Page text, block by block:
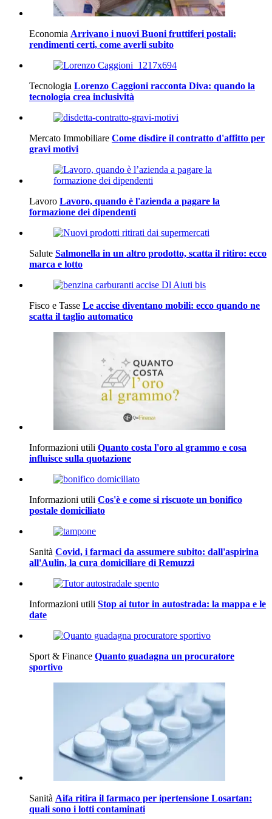
Economia Arrivano i nuovi Buoni fruttiferi postali:
rendimenti certi, come averli subito
Tecnologia Lorenzo Caggioni racconta Diva: quando la
tecnologia crea inclusività
Mercato Immobiliare Come disdire il contratto d'affitto per
gravi motivi
Lavoro Lavoro, quando è l'azienda a pagare la
formazione dei dipendenti
Salute Salmonella in un altro prodotto, scatta il ritiro: ecco
marca e lotto
Fisco e Tasse Le accise diventano mobili: ecco quando ne
scatta il taglio automatico
Informazioni utili Quanto costa l'oro al grammo e cosa
influisce sulla quotazione
Informazioni utili Cos'è e come si riscuote un bonifico
postale domiciliato
Sanità Covid, i farmaci da assumere subito: dall'aspirina
all'Aulin, la cura domiciliare di Remuzzi
Informazioni utili Stop ai tutor in autostrada: la mappa e le
date
Sport & Finance Quanto guadagna un procuratore
sportivo
Sanità Aifa ritira il farmaco per ipertensione Losartan:
quali sono i lotti contaminati